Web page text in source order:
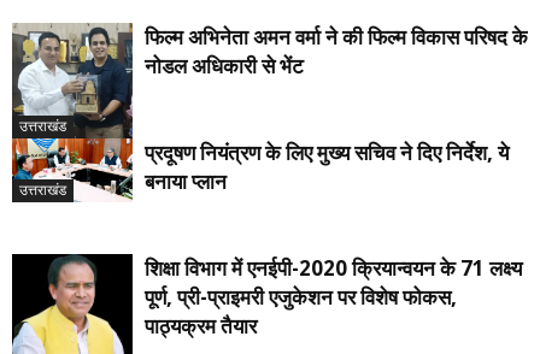
उत्तराखंड
फिल्म अभिनेता अमन वर्मा ने की फिल्म विकास परिषद के
नोडल अधिकारी से भेंट
उत्तराखंड
प्रदूषण नियंत्रण के लिए मुख्य सचिव ने दिए निर्देश, ये
बनाया प्लान
शिक्षा विभाग में एनईपी-2020 क्रियान्वयन के 71 लक्ष्य
पूर्ण, प्री-प्राइमरी एजुकेशन पर विशेष फोकस,
पाठ्यक्रम तैयार